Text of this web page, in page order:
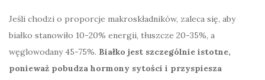
Jeśli chodzi o proporcje makroskładników, zaleca się, aby
białko stanowiło 10-20% energii, tłuszcze 20-35%, a
węglowodany 45-75%. Białko jest szczególnie istotne,
ponieważ pobudza hormony sytości i przyspiesza